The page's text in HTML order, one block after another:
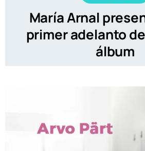
María Arnal
primer adelanto
álbum